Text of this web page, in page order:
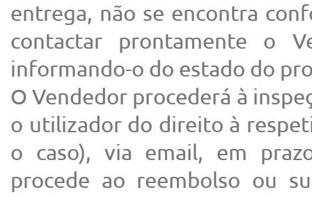
entrega, não se encontra
contactar prontamente o
informando-o do estado do
O Vendedor procederá à
o utilizador do direito à
o caso), via email, em
procede ao reembolso ou